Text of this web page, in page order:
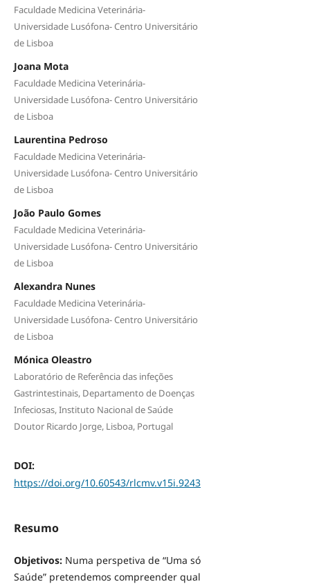
Faculdade Medicina Veterinária-
Universidade Lusófona- Centro Universitário
de Lisboa
Joana Mota
Faculdade Medicina Veterinária-
Universidade Lusófona- Centro Universitário
de Lisboa
Laurentina Pedroso
Faculdade Medicina Veterinária-
Universidade Lusófona- Centro Universitário
de Lisboa
João Paulo Gomes
Faculdade Medicina Veterinária-
Universidade Lusófona- Centro Universitário
de Lisboa
Alexandra Nunes
Faculdade Medicina Veterinária-
Universidade Lusófona- Centro Universitário
de Lisboa
Mónica Oleastro
Laboratório de Referência das infeções
Gastrintestinais, Departamento de Doenças
Infeciosas, Instituto Nacional de Saúde
Doutor Ricardo Jorge, Lisboa, Portugal
DOI:
https://doi.org/10.60543/rlcmv.v15i.9243
Resumo
Objetivos:Numa perspetiva de “Uma só
Saúde” pretendemos compreender qual